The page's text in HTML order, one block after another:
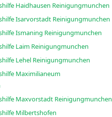
Erfahrene Haushaltshilfe Haidhausen Reinigungmunchen
Erfahrene Haushaltshilfe Isarvorstadt Reinigungmunchen
Erfahrene Haushaltshilfe Ismaning Reinigungmunchen
Erfahrene Haushaltshilfe Laim Reinigungmunchen
Erfahrene Haushaltshilfe Lehel Reinigungmunchen
Maximilianeum
Erfahrene Haushaltshilfe Maxvorstadt Reinigungmunchen
Milbertshofen